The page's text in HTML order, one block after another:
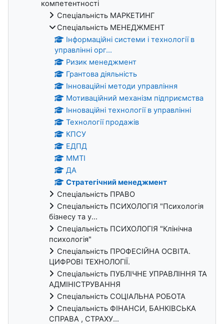
компетентності
Спеціальність МАРКЕТИНГ
Спеціальність МЕНЕДЖМЕНТ
Інформаційні системи і технології в
управлінні орг...
Ризик менеджмент
Грантова діяльність
Інноваційні методи управління
Мотиваційний механізм підприємства
Інноваційні технології в управлінні
Технології продажів
КПСУ
ЕДПД
ММТІ
ДА
Стратегічний менеджмент
Спеціальність ПРАВО
Спеціальність ПСИХОЛОГІЯ "Психологія
бізнесу та у...
Спеціальність ПСИХОЛОГІЯ "Клінічна
психологія"
Спеціальність ПРОФЕСІЙНА ОСВІТА.
ЦИФРОВІ ТЕХНОЛОГІЇ.
Спеціальність ПУБЛІЧНЕ УПРАВЛІННЯ ТА
АДМІНІСТРУВАННЯ
Спеціальність СОЦІАЛЬНА РОБОТА
Спеціальність ФІНАНСИ, БАНКІВСЬКА
СПРАВА , СТРАХУ...